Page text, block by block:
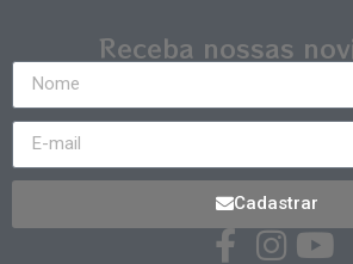
Receba nossas
Cadastrar